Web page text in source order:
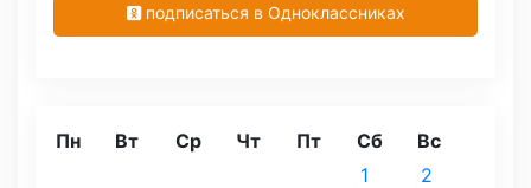
подписаться в Одноклассниках
Пн Вт Ср Чт Пт Сб Вс
1
2